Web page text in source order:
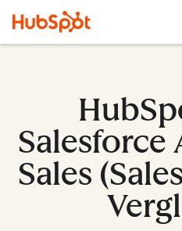
Salesforce
Sales